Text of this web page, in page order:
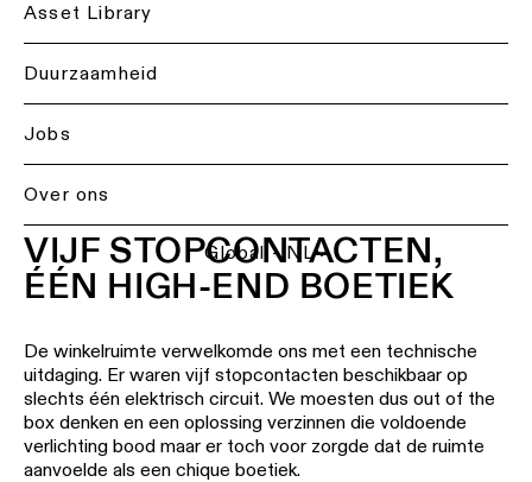
rails
-
opbouw
inbouw
ALLE
PRODUCTEN
SNELKOPPELINGEN
ruimte
Showroomverlichting
ALLE
PROJECTEN
SNELKOPPELINGEN
&
voor
een
project
QUICK
LINKS
Partnernetwerk
op
maat
aan
Vraag
een
lichtontwerp
aan
Vraag
Asset Library
Duurzaamheid
Jobs
Over ons
Global - NL
VIJF STOPCONTACTEN,
ÉÉN HIGH-END BOETIEK
De winkelruimte verwelkomde ons met een technische
uitdaging. Er waren vijf stopcontacten beschikbaar op
slechts één elektrisch circuit. We moesten dus out of the
box denken en een oplossing verzinnen die voldoende
verlichting bood maar er toch voor zorgde dat de ruimte
aanvoelde als een chique boetiek.